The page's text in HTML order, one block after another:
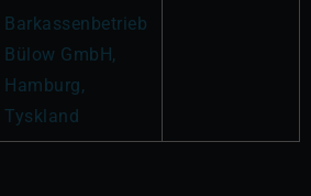
Barkassenbetrieb
Bülow GmbH,
Hamburg,
Tyskland